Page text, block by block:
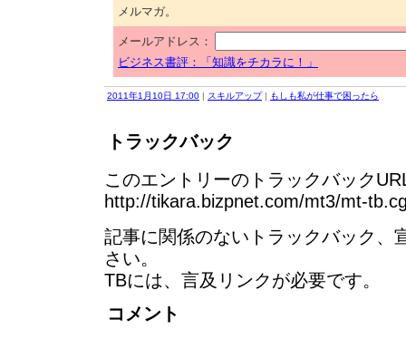
メルマガ。
メールアドレス：
ビジネス書評：「知識をチカラに！」
2011年1月10日 17:00 | スキルアップ| もしも私が仕事で困ったら
トラックバック
このエントリーのトラックバック
http://tikara.bizpnet.com/mt3/mt-
記事に関係のないトラックバック、
さい。
TBには、言及リンクが必要です。
コメント